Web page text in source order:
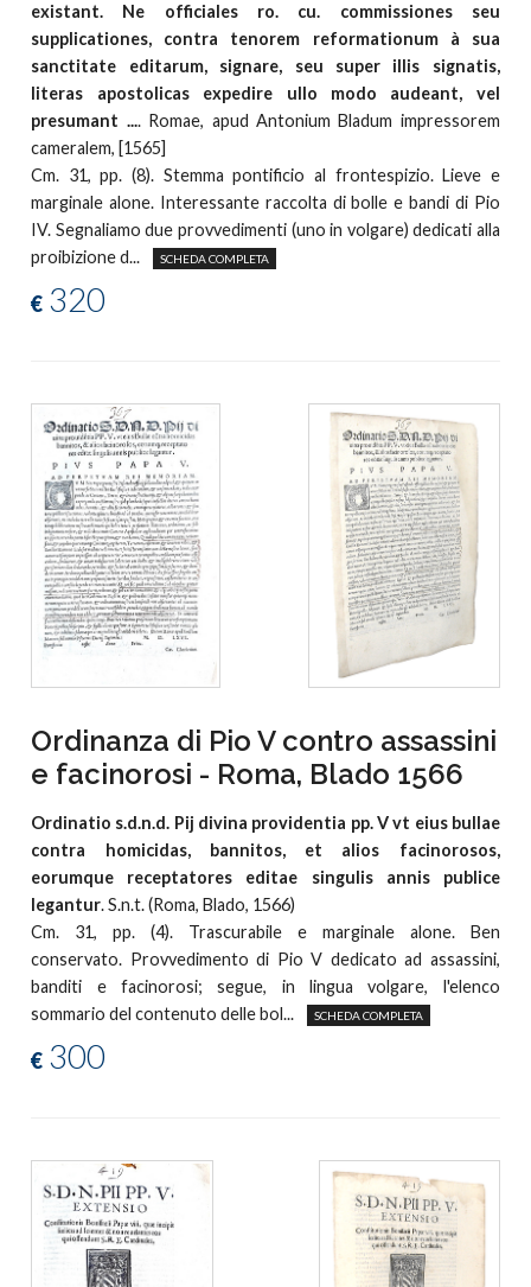
existant. Ne officiales ro. cu. commissiones seu
supplicationes, contra tenorem reformationum à sua
sanctitate editarum, signare, seu super illis signatis,
literas apostolicas expedire ullo modo audeant, vel
presumant .... Romae, apud Antonium Bladum impressorem
cameralem, [1565]
Cm. 31, pp. (8). Stemma pontificio al frontespizio. Lieve e
marginale alone. Interessante raccolta di bolle e bandi di Pio
IV. Segnaliamo due provvedimenti (uno in volgare) dedicati alla
proibizione d...
SCHEDA COMPLETA
€ 320
Ordinanza di Pio V contro assassini
e facinorosi - Roma, Blado 1566
Ordinatio s.d.n.d. Pij divina providentia pp. V vt eius bullae
contra homicidas, bannitos, et alios facinorosos,
eorumque receptatores editae singulis annis publice
legantur. S.n.t. (Roma, Blado, 1566)
Cm. 31, pp. (4). Trascurabile e marginale alone. Ben
conservato. Provvedimento di Pio V dedicato ad assassini,
banditi e facinorosi; segue, in lingua volgare, l'elenco
sommario del contenuto delle bol...
SCHEDA COMPLETA
€ 300